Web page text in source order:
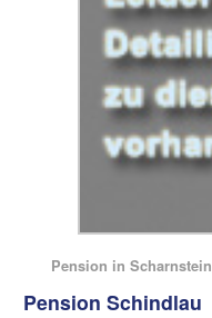
Pension in Scharnstein
Pension Schindlau